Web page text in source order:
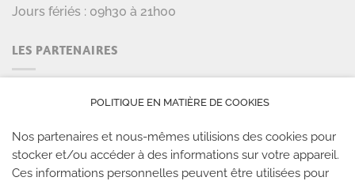
Jours fériés : 09h30 à 21h00
LES PARTENAIRES
POLITIQUE EN MATIÈRE DE COOKIES
Nos partenaires et nous-mêmes utilisions des cookies pour
stocker et/ou accéder à des informations sur votre appareil.
Ces informations personnelles peuvent être utilisées pour